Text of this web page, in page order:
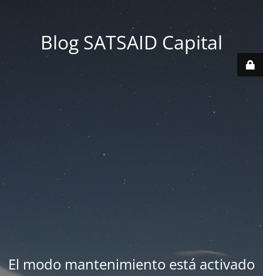
Blog SATSAID Capital
El modo mantenimiento está activado